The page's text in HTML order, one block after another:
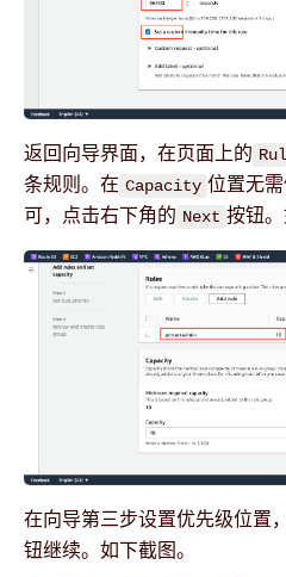
返回向导界面，在页面上的
条规则。在 Capacity 位置无
可，点击右下角的 Next 按钮。
在向导第三步设置优先级位置
钮继续。如下截图。